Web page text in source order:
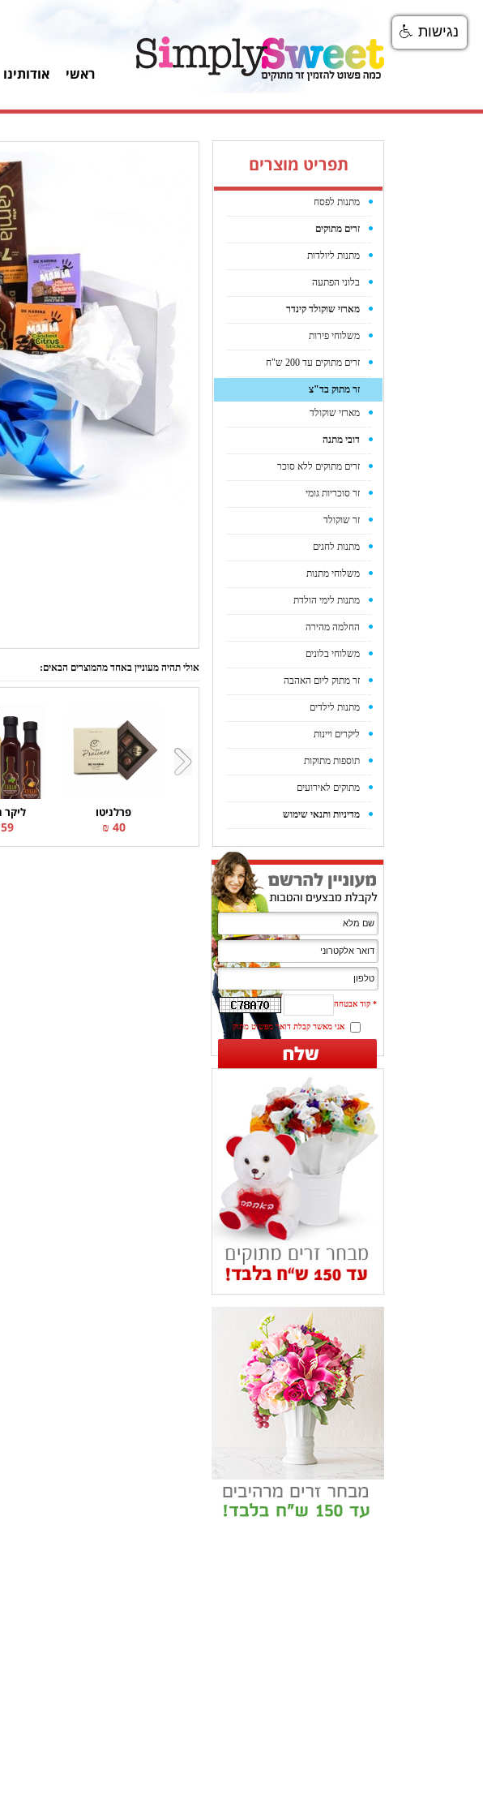
ראשי אודותינו
תפריט מוצרים
מתנות לפסח
זרים מתוקים
מתנות ליולדות
בלוני הפתעה
מארזי שוקולד קינדר
משלוחי פירות
זרים מתוקים עד 200 ש"ח
זר מתוק בד"צ
מארזי שוקולד
דובי מתנה
זרים מתוקים ללא סוכר
זר סוכריות גומי
זר שוקולד
מתנות לחגים
משלוחי מתנות
מתנות לימי הולדת
החלמה מהירה
משלוחי בלונים
זר מתוק ליום האהבה
מתנות לילדים
ליקרים ויינות
תוספות מתוקות
מתוקים לאירועים
מדיניות ותנאי שימוש
* קוד אבטחה
אני מאשר קבלת דואר מפשוט מתוק
אולי תהיה מעוניין באחד מהמוצרים הבאים:
פרלניטו
40 ₪
ליקר
59 ₪
נגישות